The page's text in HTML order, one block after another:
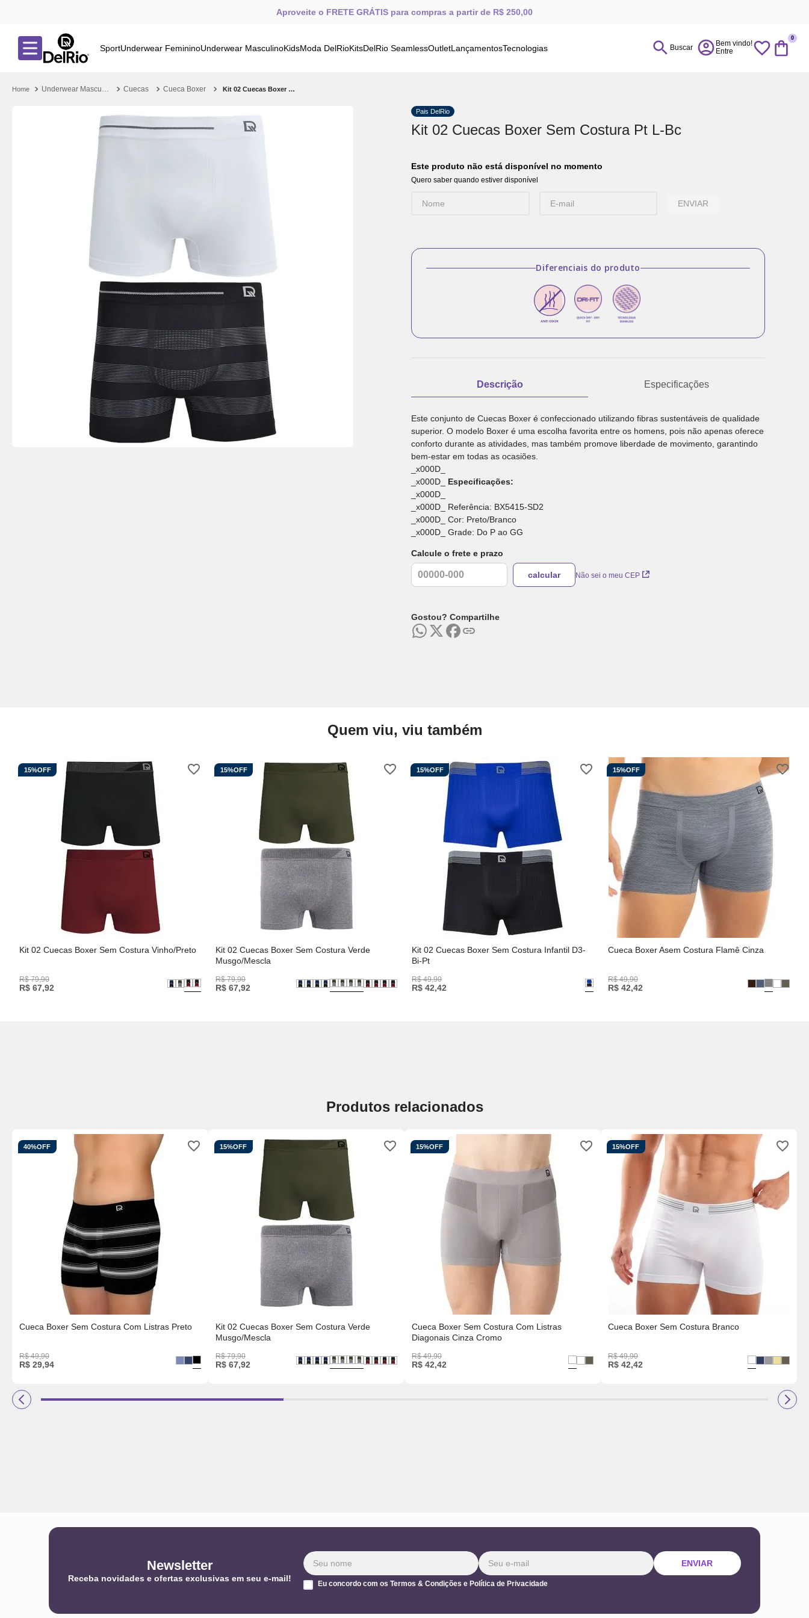
Aproveite o FRETE GRÁTIS para compras a partir de R$ 250,00
SportUnderwear FemininoUnderwear MasculinoKidsModa DelRioKitsDelRio SeamlessOutletLançamentosTecnologias Buscar
0
Underwear Masculino Cuecas Cueca Boxer Kit 02 Cuecas Boxer Sem Costura Pt L-Bc
Pais DelRio
Kit 02 Cuecas Boxer Sem Costura Pt L-Bc
Este produto não está disponível no momento
Quero saber quando estiver disponível
ENVIAR
Diferenciais do produto
Descrição Especificações
Este conjunto de Cuecas Boxer é confeccionado utilizando fibras sustentáveis de qualidade
superior. O modelo Boxer é uma escolha favorita entre os homens, pois não apenas oferece
conforto durante as atividades, mas também promove liberdade de movimento, garantindo
bem-estar em todas as ocasiões.
_x000D_
_x000D_ Especificações:
_x000D_
_x000D_ Referência: BX5415-SD2
_x000D_ Cor: Preto/Branco
_x000D_ Grade: Do P ao GG
Calcule o frete e prazo
Não sei o meu CEP
Gostou? Compartilhe
Quem viu, viu também
15%OFF
Kit 02 Cuecas Boxer Sem Costura Vinho/Preto
R$ 79,90
R$ 67,92
15%OFF
Kit 02 Cuecas Boxer Sem Costura Verde
Musgo/Mescla
R$ 79,90
R$ 67,92
15%OFF
Kit 02 Cuecas Boxer Sem Costura Infantil D3-
Bi-Pt
R$ 49,90
R$ 42,42
15%OFF
Cueca Boxer Asem Costura Flamê Cinza
R$ 49,90
R$ 42,42
Produtos relacionados
40%OFF
Cueca Boxer Sem Costura Com Listras Preto
R$ 49,90
R$ 29,94
15%OFF
Kit 02 Cuecas Boxer Sem Costura Verde
Musgo/Mescla
R$ 79,90
R$ 67,92
15%OFF
Cueca Boxer Sem Costura Com Listras
Diagonais Cinza Cromo
R$ 49,90
R$ 42,42
15%OFF
Cueca Boxer Sem Costura Branco
R$ 49,90
R$ 42,42
Newsletter
Receba novidades e ofertas exclusivas em seu e-mail!
ENVIAR
Eu concordo com os Termos & Condições e Política de Privacidade